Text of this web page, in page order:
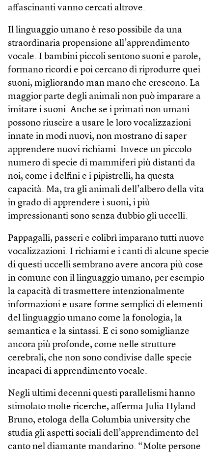
affascinanti vanno cercati altrove.
Il linguaggio umano è reso possibile da una
straordinaria propensione all’apprendimento
vocale. I bambini piccoli sentono suoni e parole,
formano ricordi e poi cercano di riprodurre quei
suoni, migliorando man mano che crescono. La
maggior parte degli animali non può imparare a
imitare i suoni. Anche se i primati non umani
possono riuscire a usare le loro vocalizzazioni
innate in modi nuovi, non mostrano di saper
apprendere nuovi richiami. Invece un piccolo
numero di specie di mammiferi più distanti da
noi, come i delfini e i pipistrelli, ha questa
capacità. Ma, tra gli animali dell’albero della vita
in grado di apprendere i suoni, i più
impressionanti sono senza dubbio gli uccelli.
Pappagalli, passeri e colibrì imparano tutti nuove
vocalizzazioni. I richiami e i canti di alcune specie
di questi uccelli sembrano avere ancora più cose
in comune con il linguaggio umano, per esempio
la capacità di trasmettere intenzionalmente
informazioni e usare forme semplici di elementi
del linguaggio umano come la fonologia, la
semantica e la sintassi. E ci sono somiglianze
ancora più profonde, come nelle strutture
cerebrali, che non sono condivise dalle specie
incapaci di apprendimento vocale.
Negli ultimi decenni questi parallelismi hanno
stimolato molte ricerche, afferma Julia Hyland
Bruno, etologa della Columbia university che
studia gli aspetti sociali dell’apprendimento del
canto nel diamante mandarino. “Molte persone